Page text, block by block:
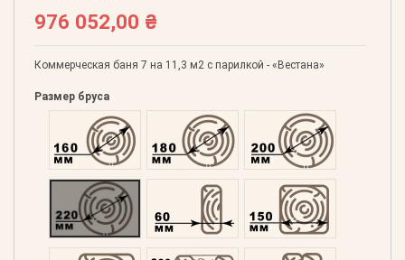
976 052,00 ₴
Коммерческая баня 7 на 11,3 м2 с парилкой - «Вестана»
Размер бруса
Оцилиндрованний 160Оцилиндрованний 180Оцилиндрованний
Оцилиндрованний 220Профилированний 60Профилированний